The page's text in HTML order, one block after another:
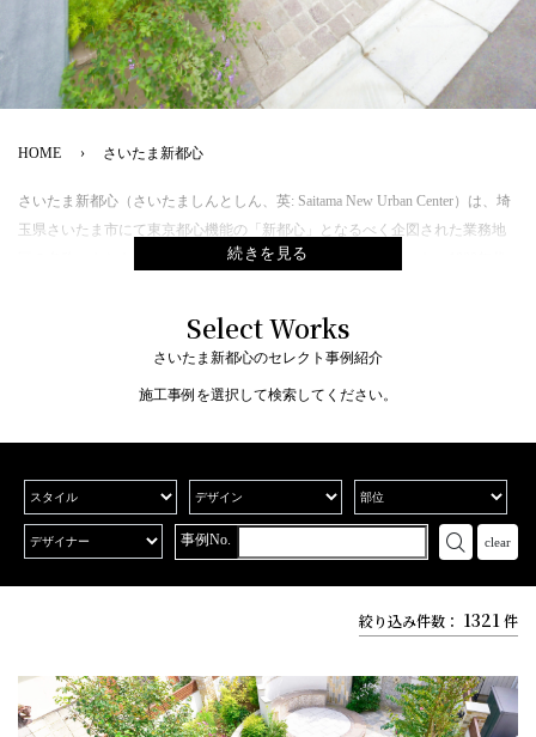
HOME さいたま新都心
さいたま新都心（さいたましんとしん、英: Saitama New Urban Center）は、埼
玉県さいたま市にて東京都心機能の「新都心」となるべく企図された業務地
区の名称。もともとは国鉄大宮操車場や片倉工業の工場であった。1990年代
都市」に旧浦和市・大宮市が指定されたことにより、両市および旧与野市に
ものである。
新都心整備事業では、「未来を担う新都心」にふさわしい都市基盤施設とし
てさいたま新都心駅、地上2階レベルで各施設を結ぶ歩行者デッキ、都市計画
2000年（平成12年）5月5日に「街びらき」が行われて以降、埼玉県内でも有
「大宮駅周辺・さいたま新都心周辺地区」として「浦和駅周辺地区」ととも
に都心に指定され、民間活力を利用した都市開発を推進するとされている。
Select Works
さいたま新都心のセレクト事例紹介
施工事例を選択して検索してください。
事例No.
絞り込み件数： 1321件